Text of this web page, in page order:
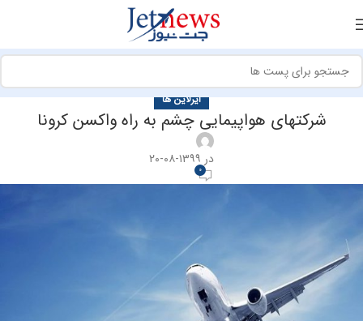
ایرلاین ها
شرکتهای هواپیمایی چشم به راه واکسن کرونا
در ۱۳۹۹-۰۸-۲۰
0